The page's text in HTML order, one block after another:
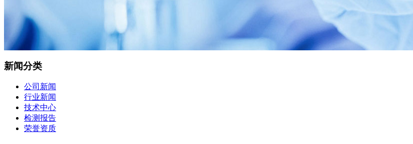
新闻分类
公司新闻
行业新闻
技术中心
检测报告
荣誉资质